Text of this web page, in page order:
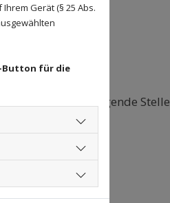
die folgende Stelle
Gerät (§ 25 Abs.
Button für die